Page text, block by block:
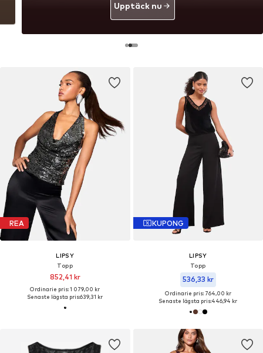
REA
LIPSY
Topp
852,41 kr
Ordinarie pris: 1 079,00 kr
Senaste lägsta pris:639,31 kr
KUPONG
LIPSY
Topp
536,33 kr
Ordinarie pris: 764,00 kr
Senaste lägsta pris:446,94 kr
Upptäck nu